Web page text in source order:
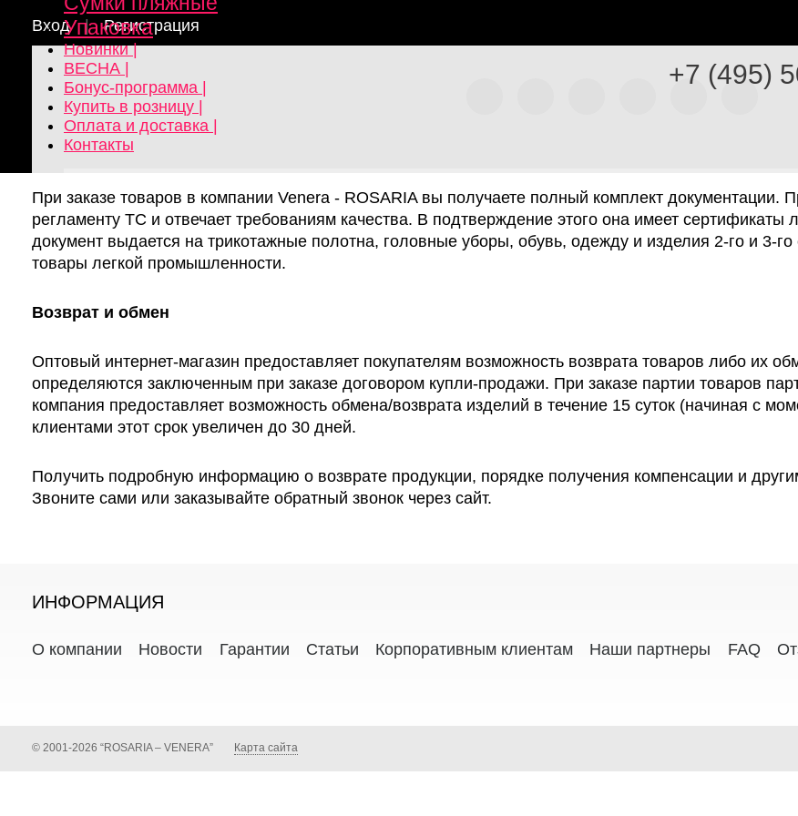
Вход | Регистрация
+7 (495)
Упаковка
Новинки |
ВЕСНА |
Бонус-программа |
Купить в розницу |
Оплата и доставка |
Контакты
Главная Гарантии
Гарантии и возврат
При заказе товаров в компании Venera - ROSARIA вы получаете полный комплект документации.
регламенту ТС и отвечает требованиям качества. В подтверждение этого она имеет
документ выдается на трикотажные полотна, головные уборы, обувь, одежду и изделия 2-го и 3-
товары легкой промышленности.
Возврат и обмен
Оптовый интернет-магазин предоставляет покупателям возможность возврата товаров либо их
определяются заключенным при заказе договором купли-продажи. При заказе партии товаров
компания предоставляет возможность обмена/возврата изделий в течение 15 суток (начиная с
клиентами этот срок увеличен до 30 дней.
Получить подробную информацию о возврате продукции, порядке получения компенсации и
Звоните сами или заказывайте обратный звонок через сайт.
ИНФОРМАЦИЯ
О компании Новости Гарантии Статьи Корпоративным клиентам Наши партнеры FAQ
© 2001-2026 “ROSARIA – VENERA” Карта сайта